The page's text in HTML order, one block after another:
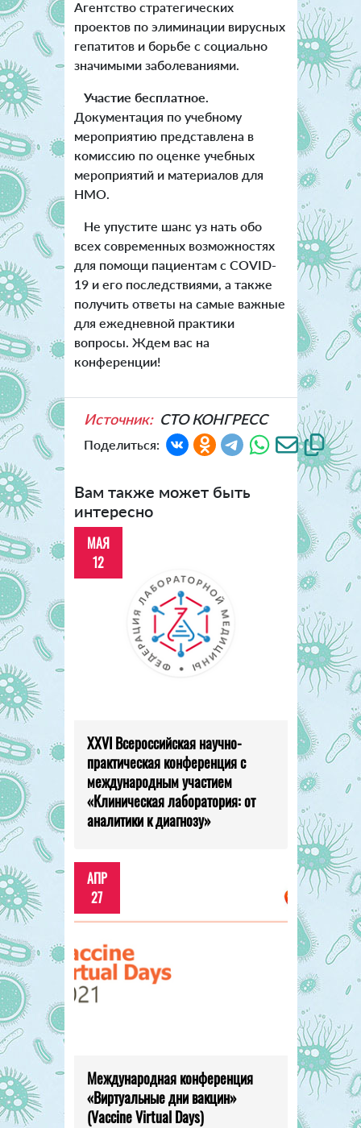
Агентство стратегических
проектов по элиминации вирусных
гепатитов и борьбе с социально
значимыми заболеваниями.
Участие бесплатное.
Документация по учебному
мероприятию представлена в
комиссию по оценке учебных
мероприятий и материалов для
НМО.
Не упустите шанс уз нать обо
всех современных возможностях
для помощи пациентам с COVID-
19 и его последствиями, а также
получить ответы на самые важные
для ежедневной практики
вопросы. Ждем вас на
конференции!
Источник: СТО КОНГРЕСС
Поделиться:
Вам также может быть
интересно
МАЯ
12
XXVI Всероссийская научно-
практическая конференция с
международным участием
«Клиническая лаборатория: от
аналитики к диагнозу»
АПР
27
Международная конференция
«Виртуальные дни вакцин»
(Vaccine Virtual Days)